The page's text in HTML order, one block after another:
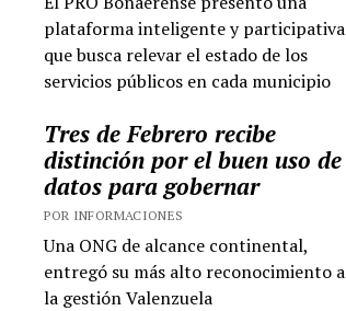
plataforma inteligente y participativa
que busca relevar el estado de los
servicios públicos en cada municipio
Tres de Febrero recibe
distinción por el buen uso de
datos para gobernar
POR INFORMACIONES
Una ONG de alcance continental,
entregó su más alto reconocimiento a
la gestión Valenzuela